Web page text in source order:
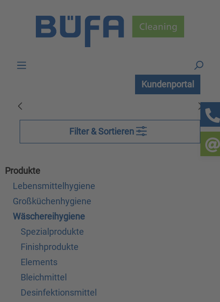
Kundenportal
Filter & Sortieren
Produkte
Lebensmittelhygiene
Großküchenhygiene
Wäschereihygiene
Spezialprodukte
Finishprodukte
Elements
Bleichmittel
Desinfektionsmittel